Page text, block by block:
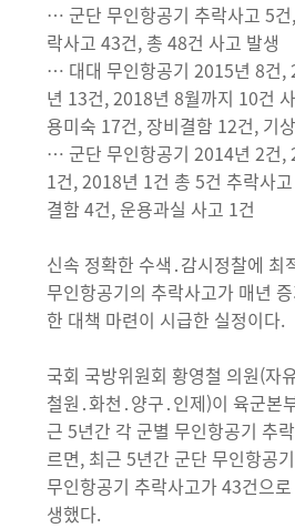
… 군단 무인항공기 추락사고 5
락사고 43건, 총 48건 사고 발생
… 대대 무인항공기 2015년 8건,
년 13건, 2018년 8월까지 10건
용미숙 17건, 장비결함 12건, 기
… 군단 무인항공기 2014년 2건,
1건, 2018년 1건 총 5건 추락사
결함 4건, 운용과실 사고 1건
신속 정확한 수색․감시정찰에 최
무인항공기의 추락사고가 매년
한 대책 마련이 시급한 실정이다.
국회 국방위원회 황영철 의원(자
철원․화천․양구․인제)이 육군본
근 5년간 각 군별 무인항공기 추
르면, 최근 5년간 군단 무인항공
무인항공기 추락사고가 43건으
생했다.